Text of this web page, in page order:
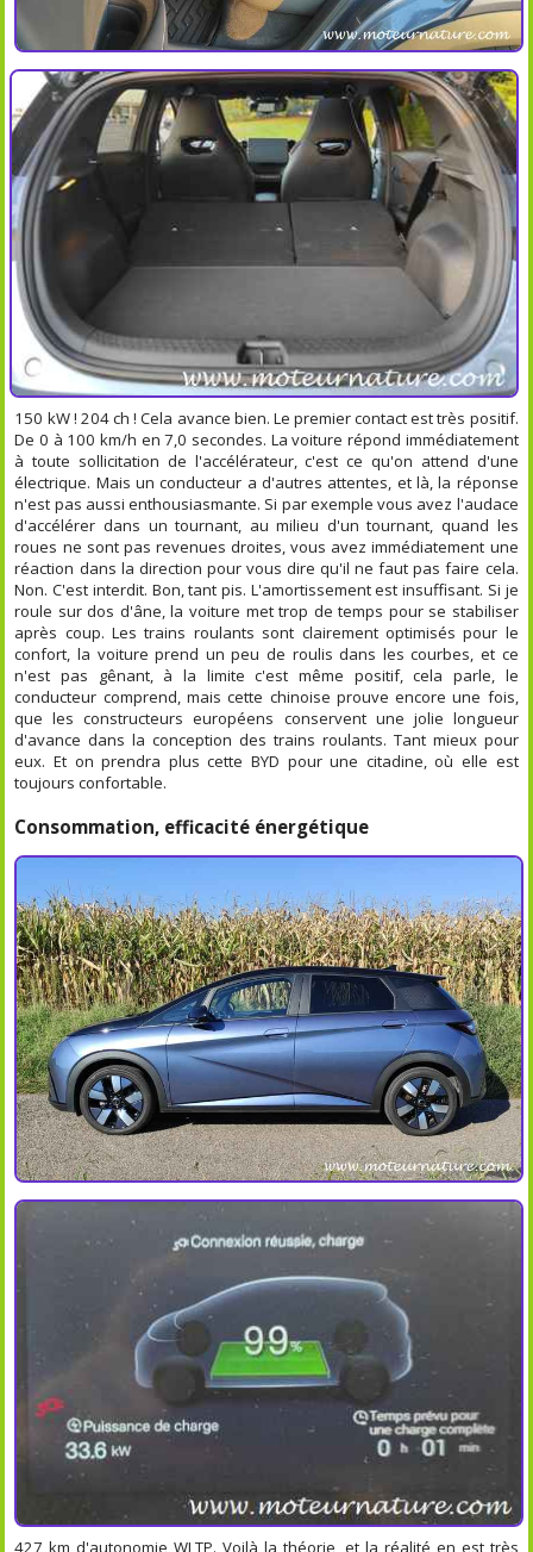
150 kW ! 204 ch ! Cela avance bien. Le premier contact est très positif.
De 0 à 100 km/h en 7,0 secondes. La voiture répond immédiatement
à toute sollicitation de l'accélérateur, c'est ce qu'on attend d'une
électrique. Mais un conducteur a d'autres attentes, et là, la réponse
n'est pas aussi enthousiasmante. Si par exemple vous avez l'audace
d'accélérer dans un tournant, au milieu d'un tournant, quand les
roues ne sont pas revenues droites, vous avez immédiatement une
réaction dans la direction pour vous dire qu'il ne faut pas faire cela.
Non. C'est interdit. Bon, tant pis. L'amortissement est insuffisant. Si je
roule sur dos d'âne, la voiture met trop de temps pour se stabiliser
après coup. Les trains roulants sont clairement optimisés pour le
confort, la voiture prend un peu de roulis dans les courbes, et ce
n'est pas gênant, à la limite c'est même positif, cela parle, le
conducteur comprend, mais cette chinoise prouve encore une fois,
que les constructeurs européens conservent une jolie longueur
d'avance dans la conception des trains roulants. Tant mieux pour
eux. Et on prendra plus cette BYD pour une citadine, où elle est
toujours confortable.
Consommation, efficacité énergétique
427 km d'autonomie WLTP. Voilà la théorie, et la réalité en est très